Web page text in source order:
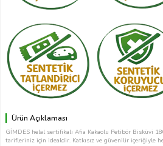
Ürün Açıklaması
GİMDES helal sertifikalı Afia Kakaolu Petibör Bisküvi
tarifleriniz için idealdir. Katkısız ve güvenilir içeriğiyle